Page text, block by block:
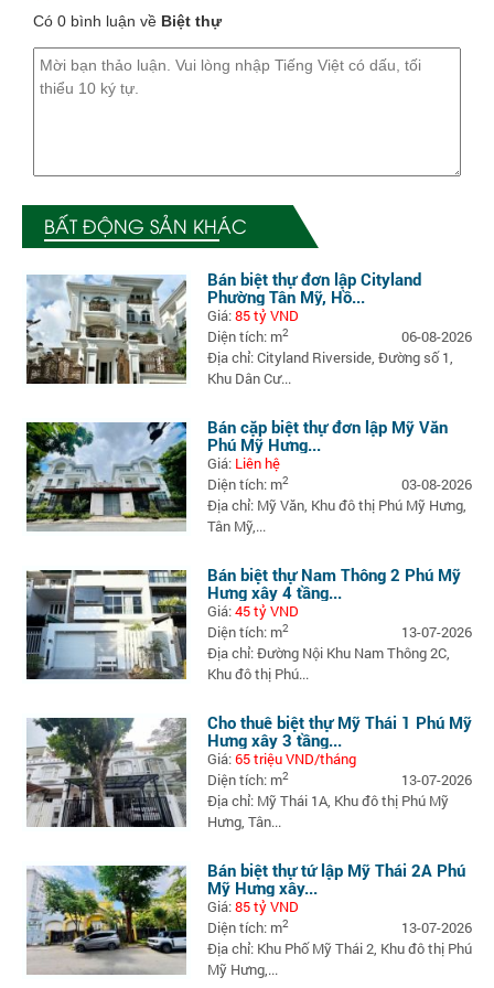
Có 0 bình luận về Biệt thự
BẤT ĐỘNG SẢN KHÁC
Bán biệt thự đơn lập Cityland
Phường Tân Mỹ, Hồ...
Giá:85 tỷ VND
Diện tích: m2
06-08-2026
Địa chỉ: Cityland Riverside, Đường số 1,
Khu Dân Cư...
Bán cặp biệt thự đơn lập Mỹ Văn
Phú Mỹ Hưng...
Giá: Liên hệ
Diện tích: m2
03-08-2026
Địa chỉ: Mỹ Văn, Khu đô thị Phú Mỹ Hưng,
Tân Mỹ,...
Bán biệt thự Nam Thông 2 Phú Mỹ
Hưng xây 4 tầng...
Giá:45 tỷ VND
Diện tích: m2
13-07-2026
Địa chỉ: Đường Nội Khu Nam Thông 2C,
Khu đô thị Phú...
Cho thuê biệt thự Mỹ Thái 1 Phú Mỹ
Hưng xây 3 tầng...
Giá:65 triệu VND/tháng
Diện tích: m2
13-07-2026
Địa chỉ: Mỹ Thái 1A, Khu đô thị Phú Mỹ
Hưng, Tân...
Bán biệt thự tứ lập Mỹ Thái 2A Phú
Mỹ Hưng xây...
Giá:85 tỷ VND
Diện tích: m2
13-07-2026
Địa chỉ: Khu Phố Mỹ Thái 2, Khu đô thị Phú
Mỹ Hưng,...